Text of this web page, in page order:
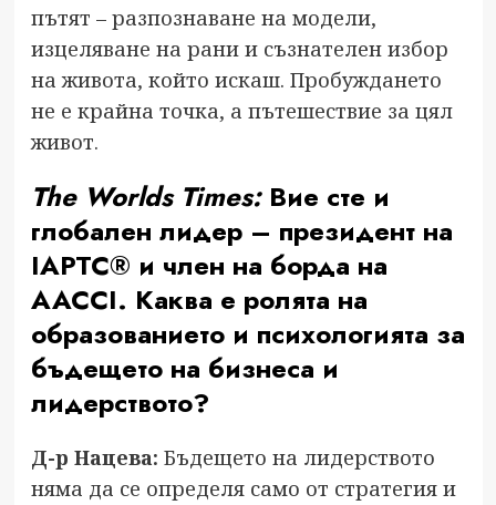
пътят – разпознаване на модели,
изцеляване на рани и съзнателен избор
на живота, който искаш. Пробуждането
не е крайна точка, а пътешествие за цял
живот.
The Worlds Times:Вие сте и
глобален лидер – президент на
IAPTC® и член на борда на
AACCI. Каква е ролята на
образованието и психологията за
бъдещето на бизнеса и
лидерството?
Д-р Нацева: Бъдещето на лидерството
няма да се определя само от стратегия и